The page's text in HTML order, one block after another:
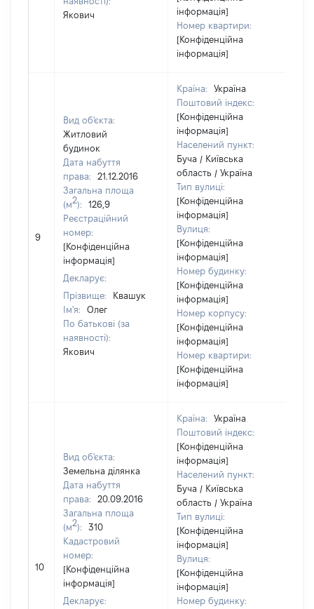
Якович
інформація]
Номер квартири:
[Конфіденційна
інформація]
9
Вид об'єкта:
Житловий
будинок
Дата набуття
права:
21.12.2016
Загальна площа
(м2):
126,9
Реєстраційний
номер:
[Конфіденційна
інформація]
Декларує:
Прізвище:
Квашук
Ім'я:
Олег
По батькові (за
наявності):
Якович
Країна:
Україна
Поштовий індекс:
[Конфіденційна
інформація]
Населений пункт:
Буча / Київська
область / Україна
Тип вулиці:
[Конфіденційна
інформація]
Вулиця:
[Конфіденційна
інформація]
Номер будинку:
[Конфіденційна
інформація]
Номер корпусу:
[Конфіденційна
інформація]
Номер квартири:
[Конфіденційна
інформація]
10
Вид об'єкта:
Земельна ділянка
Дата набуття
права:
20.09.2016
Загальна площа
(м2):
310
Кадастровий
номер:
[Конфіденційна
інформація]
Декларує:
Країна:
Україна
Поштовий індекс:
[Конфіденційна
інформація]
Населений пункт:
Буча / Київська
область / Україна
Тип вулиці:
[Конфіденційна
інформація]
Вулиця:
[Конфіденційна
інформація]
Номер будинку: